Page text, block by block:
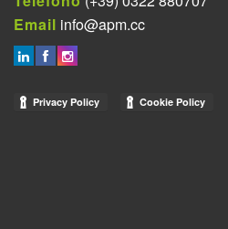
Email info@apm.cc